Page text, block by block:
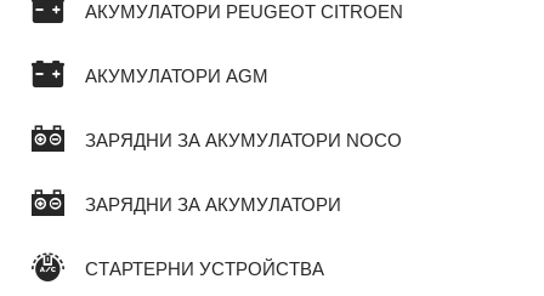
АКУМУЛАТОРИ PEUGEOT CITROEN
АКУМУЛАТОРИ AGM
ЗАРЯДНИ ЗА АКУМУЛАТОРИ NOCO
ЗАРЯДНИ ЗА АКУМУЛАТОРИ
СТАРТЕРНИ УСТРОЙСТВА